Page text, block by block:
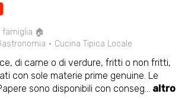
🏠
Cucina Tipica Locale
di carne o di verdure, fritti o non fritti,
con sole materie prime genuine. Le
sono disponibili con conseg... altro